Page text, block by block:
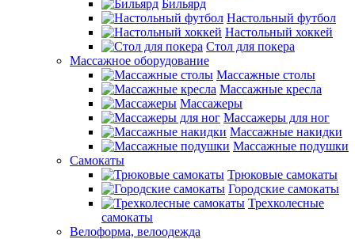
Бильярд
Настольный футбол
Настольный хоккей
Стол для покера
Массажное оборудование
Массажные столы
Массажные кресла
Массажеры
Массажеры для ног
Массажные накидки
Массажные подушки
Самокаты
Трюковые самокаты
Городские самокаты
Трехколесные
самокаты
Велоформа, велоодежда